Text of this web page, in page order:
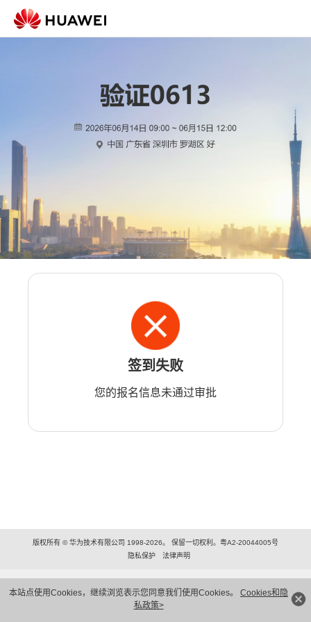
本站点使用Cookies，继续浏览表示您同意我们使用Cookies。 Cookies和隐
私政策>
签到失败
您的报名信息未通过审批
版权所有 © 华为技术有限公司 1998-2026。 保留一切权利。粤A2-20044005号
隐私保护
法律声明